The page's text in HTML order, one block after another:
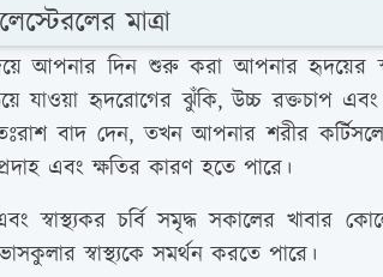
মাত্রা
আপনার দিন শুরু করা আপনার হৃদয়ের
যাওয়া হৃদরোগের ঝুঁকি, উচ্চ রক্তচাপ এবং
বাদ দেন, তখন আপনার শরীর
এবং ক্ষতির কারণ হতে পারে।
চর্বি সমৃদ্ধ সকালের খাবার
স্বাস্থ্যকে সমর্থন করতে পারে।